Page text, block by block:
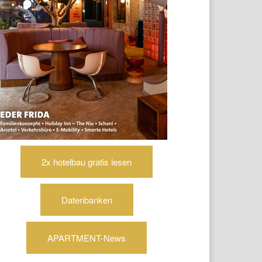
2x hotelbau gratis lesen
Datenbanken
APARTMENT-News